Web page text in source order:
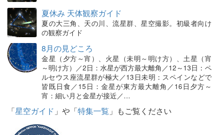
夏休み 天体観察ガイド
夏の大三角、天の川、流星群、星空撮影。初級者向け
の観察ガイド
8月の見どころ
金星（夕方～宵）、火星（未明～明け方）、土星（宵
～明け方）／2日：水星が西方最大離角／12～13日：ペ
ルセウス座流星群が極大／13日未明：スペインなどで
皆既日食／15日：金星が東方最大離角／16日夕方～
宵：細い月と金星が接近／…
「星空ガイド 」や「特集一覧 」もご覧ください